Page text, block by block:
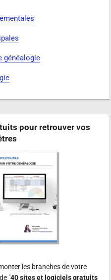
généalogie
pour retrouver vos
les branches de votre
"40 sites et logiciels gratuits